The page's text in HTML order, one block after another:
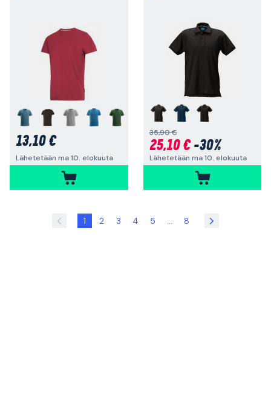
13,10 €
Lähetetään ma 10. elokuuta
35,90 €
25,10 €-30%
Lähetetään ma 10. elokuuta
1 2 3 4 5 ... 8